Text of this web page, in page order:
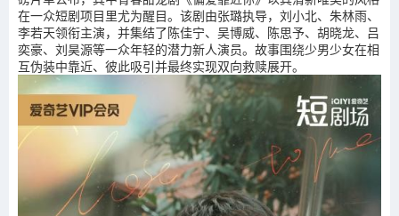
在一众短剧项目里尤为醒目。该剧由张璐执导，刘小北、朱林雨、
李若天领衔主演，并集结了陈佳宁、吴博威、陈思予、胡晓龙、吕
奕豪、刘昊源等一众年轻的潜力新人演员。故事围绕少男少女在相
互伪装中靠近、彼此吸引并最终实现双向救赎展开。